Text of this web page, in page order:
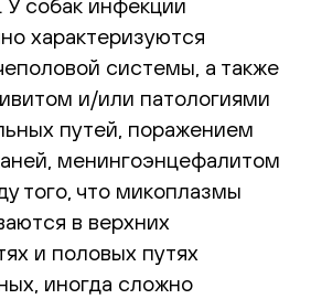
характеризуются
системы, а также
и/или патологиями
путей, поражением
менингоэнцефалитом
того, что микоплазмы
в верхних
и половых путях
иногда сложно